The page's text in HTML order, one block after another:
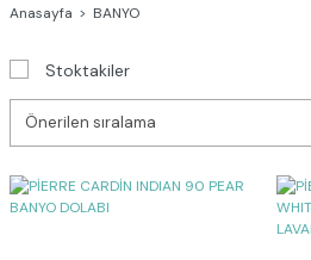
Anasayfa BANYO
Stoktakiler